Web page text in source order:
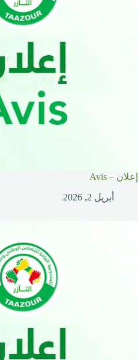
إعلان – Avis
أبريل 2, 2026